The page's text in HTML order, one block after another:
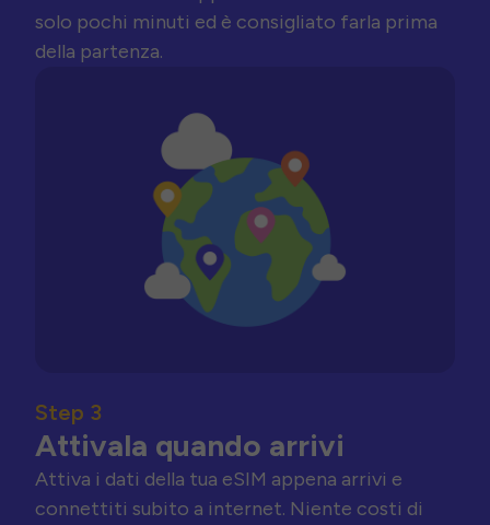
solo pochi minuti ed è consigliato farla prima
della partenza.
Step 3
Attivala quando arrivi
Attiva i dati della tua eSIM appena arrivi e
connettiti subito a internet. Niente costi di